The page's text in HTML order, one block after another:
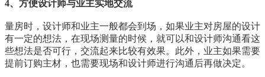
4、方便设计师与业主实地交流
量房时，设计师和业主一般都会到场，如果业主对房屋的设计
有一定的想法，在现场测量的时候，就可以和设计师沟通看这
些想法是否可行，交流起来比较有效果。此外，业主如果需要
提前订购主材，也需要现场和设计师进行沟通后再做决定。